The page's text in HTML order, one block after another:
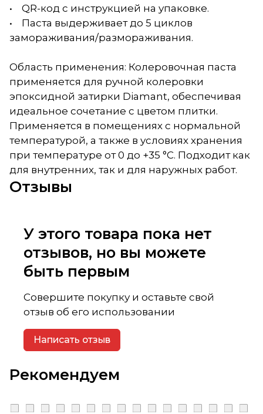
• QR-код с инструкцией на упаковке.
• Паста выдерживает до 5 циклов
замораживания/размораживания.
Область применения: Колеровочная паста
применяется для ручной колеровки
эпоксидной затирки Diamant, обеспечивая
идеальное сочетание с цветом плитки.
Применяется в помещениях с нормальной
температурой, а также в условиях хранения
при температуре от 0 до +35 °С. Подходит как
для внутренних, так и для наружных работ.
Отзывы
У этого товара пока нет
отзывов, но вы можете
быть первым
Совершите покупку и оставьте свой
отзыв об его использовании
Написать отзыв
Рекомендуем